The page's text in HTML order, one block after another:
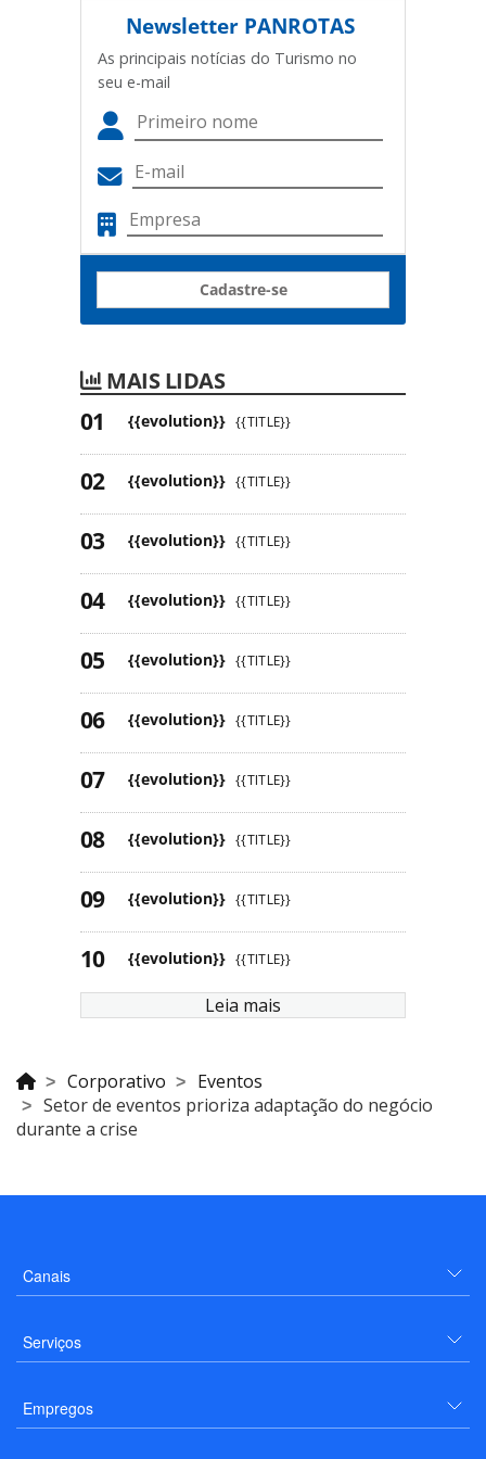
Newsletter PANROTAS
As principais notícias do Turismo no
seu e-mail
Cadastre-se
MAIS LIDAS
{{evolution}} {{TITLE}}
{{evolution}} {{TITLE}}
{{evolution}} {{TITLE}}
{{evolution}} {{TITLE}}
{{evolution}} {{TITLE}}
{{evolution}} {{TITLE}}
{{evolution}} {{TITLE}}
{{evolution}} {{TITLE}}
{{evolution}} {{TITLE}}
{{evolution}} {{TITLE}}
Leia mais
Corporativo
Eventos
Setor de eventos prioriza adaptação do negócio
durante a crise
Canais
Serviços
Empregos